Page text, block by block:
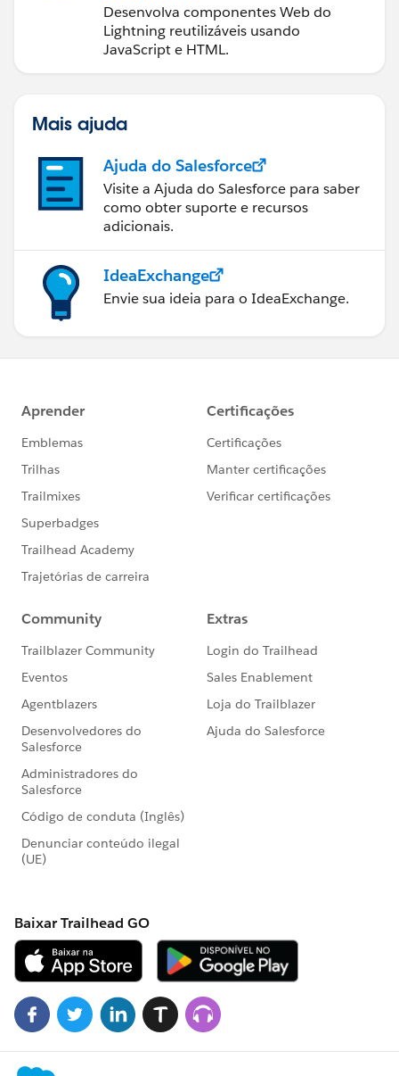
Desenvolva componentes Web do
Lightning reutilizáveis usando
JavaScript e HTML.
Mais ajuda
Ajuda do Salesforce
Visite a Ajuda do Salesforce para saber
como obter suporte e recursos
adicionais.
IdeaExchange
Envie sua ideia para o IdeaExchange.